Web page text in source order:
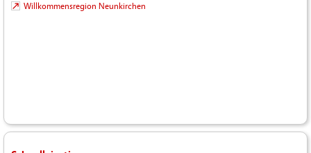
Willkommensregion Neunkirchen